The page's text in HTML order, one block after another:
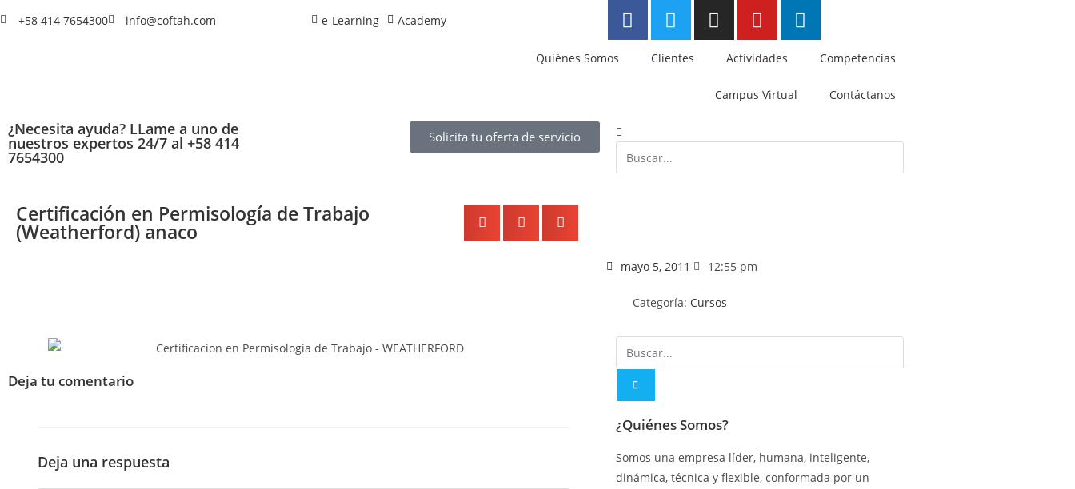
+58 414 7654300 info@coftah.com e-Learning Academy
Quiénes Somos Clientes Actividades Competencias
Campus Virtual Contáctanos
¿Necesita ayuda? LLame a uno de
nuestros expertos 24/7 al +58 414
7654300
Solicita tu oferta de servicio
Certificación en Permisología de Trabajo
(Weatherford) anaco
mayo 5, 2011 12:55 pm
Categoría: Cursos
Deja tu comentario
Deja una respuesta
¿Quiénes Somos?
Somos una empresa líder, humana, inteligente,
dinámica, técnica y flexible, conformada por un